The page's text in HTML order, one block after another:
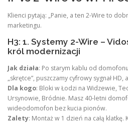
Klienci pytają: „Panie, a ten 2-Wire to
marketingu.
H3: 1. Systemy 2-Wire –
król modernizacji
Jak działa: Po starym kablu od
„skrętce”, puszczamy cyfrowy sygnał HD,
Dla kogo: Bloki w Łodzi na Widzewie,
Ursynowie, Bródnie. Masz 40-letni
wideodomofon bez kucia pionów.
Zalety: Montaż w 1 dzień na całą klatkę.